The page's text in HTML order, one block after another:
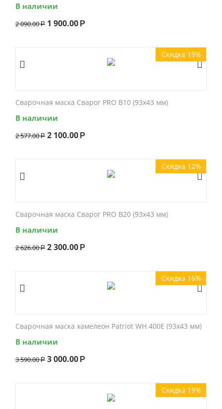
В наличии
2 090.00 Р 1 900.00 Р
Скидка 19%
Сварочная маска Сварог PRO B10 (93x43 мм)
В наличии
2 577.00 Р 2 100.00 Р
Скидка 12%
Сварочная маска Сварог PRO B20 (93x43 мм)
В наличии
2 626.00 Р 2 300.00 Р
Скидка 16%
Сварочная маска хамелеон Patriot WH 400E (93x43 мм)
В наличии
3 590.00 Р 3 000.00 Р
Скидка 19%